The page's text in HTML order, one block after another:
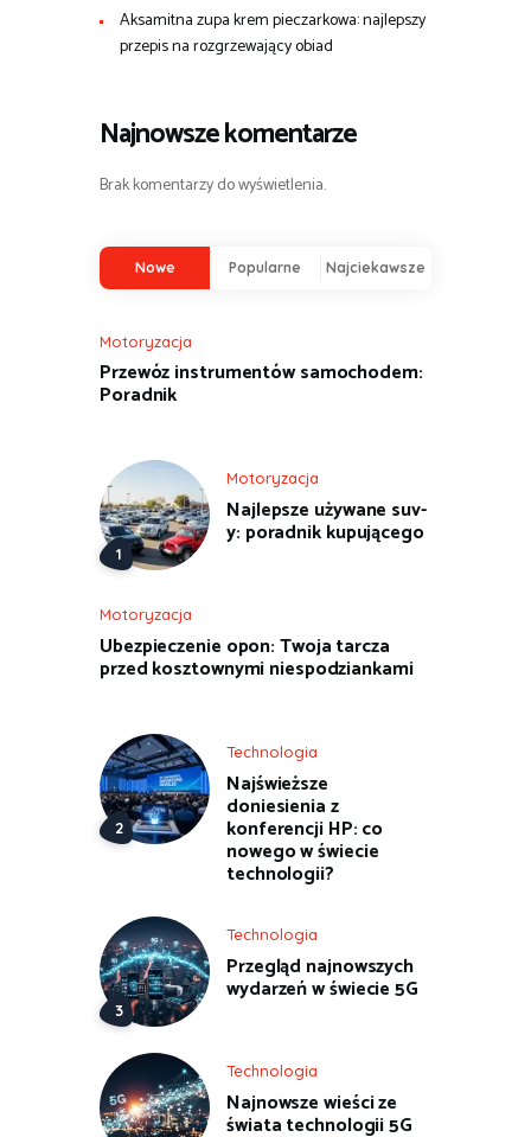
Aksamitna zupa krem pieczarkowa: najlepszy
przepis na rozgrzewający obiad
Najnowsze komentarze
Brak komentarzy do wyświetlenia.
Nowe Popularne Najciekawsze
Motoryzacja
Przewóz instrumentów samochodem:
Poradnik
Motoryzacja
Najlepsze używane suv-
y: poradnik kupującego
Motoryzacja
Ubezpieczenie opon: Twoja tarcza
przed kosztownymi niespodziankami
Technologia
Najświeższe
doniesienia z
konferencji HP: co
nowego w świecie
technologii?
Technologia
Przegląd najnowszych
wydarzeń w świecie 5G
Technologia
Najnowsze wieści ze
świata technologii 5G